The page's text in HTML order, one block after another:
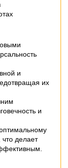
и
их
и
что делает